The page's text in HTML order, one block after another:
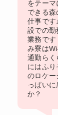
をテー
できる
仕事です
設での勤
業務です
み寮は
通勤らく
にはふ
のロケー
っぱい
か？